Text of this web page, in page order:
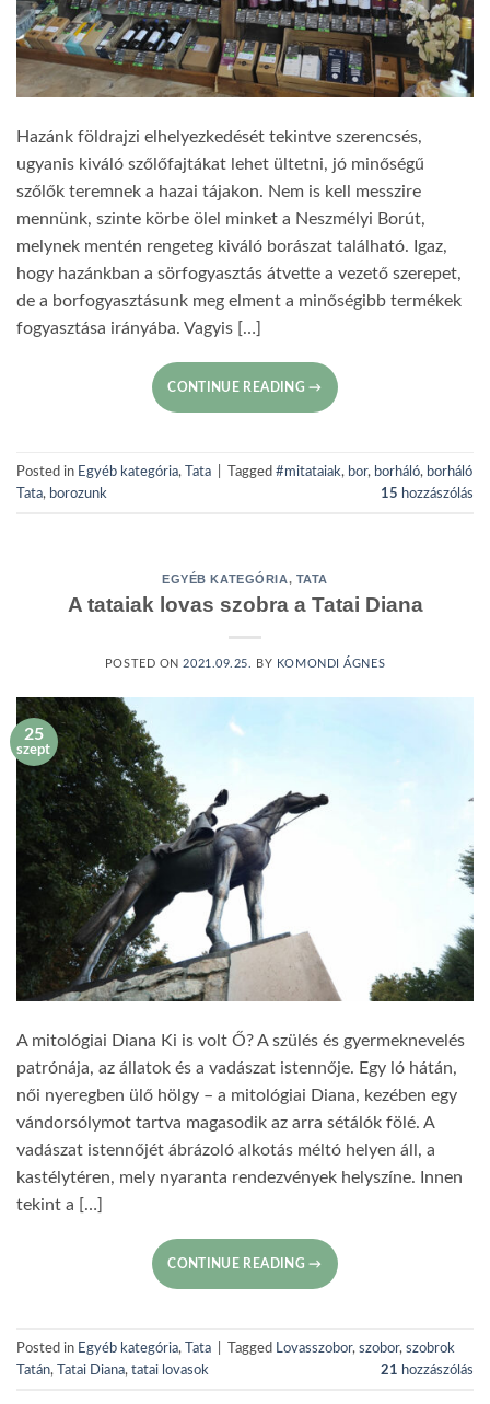
Hazánk földrajzi elhelyezkedését tekintve szerencsés,
ugyanis kiváló szőlőfajtákat lehet ültetni, jó minőségű
szőlők teremnek a hazai tájakon. Nem is kell messzire
mennünk, szinte körbe ölel minket a Neszmélyi Borút,
melynek mentén rengeteg kiváló borászat található. Igaz,
hogy hazánkban a sörfogyasztás átvette a vezető szerepet,
de a borfogyasztásunk meg elment a minőségibb termékek
fogyasztása irányába. Vagyis […]
CONTINUE READING→
Posted in Egyéb kategória, Tata Tagged #mitataiak, bor, borháló, borháló
Tata, borozunk 15 hozzászólás
EGYÉB KATEGÓRIA, TATA
A tataiak lovas szobra a Tatai Diana
POSTED ON 2021.09.25. BY KOMONDI ÁGNES
25
szept
A mitológiai Diana Ki is volt Ő? A szülés és gyermeknevelés
patrónája, az állatok és a vadászat istennője. Egy ló hátán,
női nyeregben ülő hölgy – a mitológiai Diana, kezében egy
vándorsólymot tartva magasodik az arra sétálók fölé. A
vadászat istennőjét ábrázoló alkotás méltó helyen áll, a
kastélytéren, mely nyaranta rendezvények helyszíne. Innen
tekint a […]
CONTINUE READING→
Posted in Egyéb kategória, Tata Tagged Lovasszobor, szobor, szobrok
Tatán, Tatai Diana, tatai lovasok 21 hozzászólás